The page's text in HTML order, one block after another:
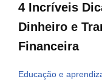
4 Incríveis
Dinheiro e
Financeira
Educação e